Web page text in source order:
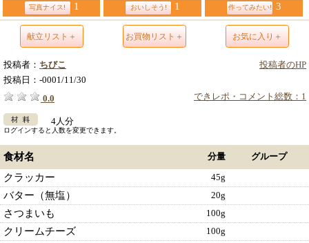
写真ナイス! 1 おいしそう! 1 作ってみたい! 3
献立リスト＋ お買物リスト＋ お気に入り＋
投稿者のHP
投稿者： ちびこ
投稿日： -0001/11/30
できレポ・コメント総数：1
0.0
4人分
ログインすると人数を変更できます。
食材名 分量 グループ
クラッカー 45g
バター（無塩） 20g
さつまいも 100g
クリームチーズ 100g